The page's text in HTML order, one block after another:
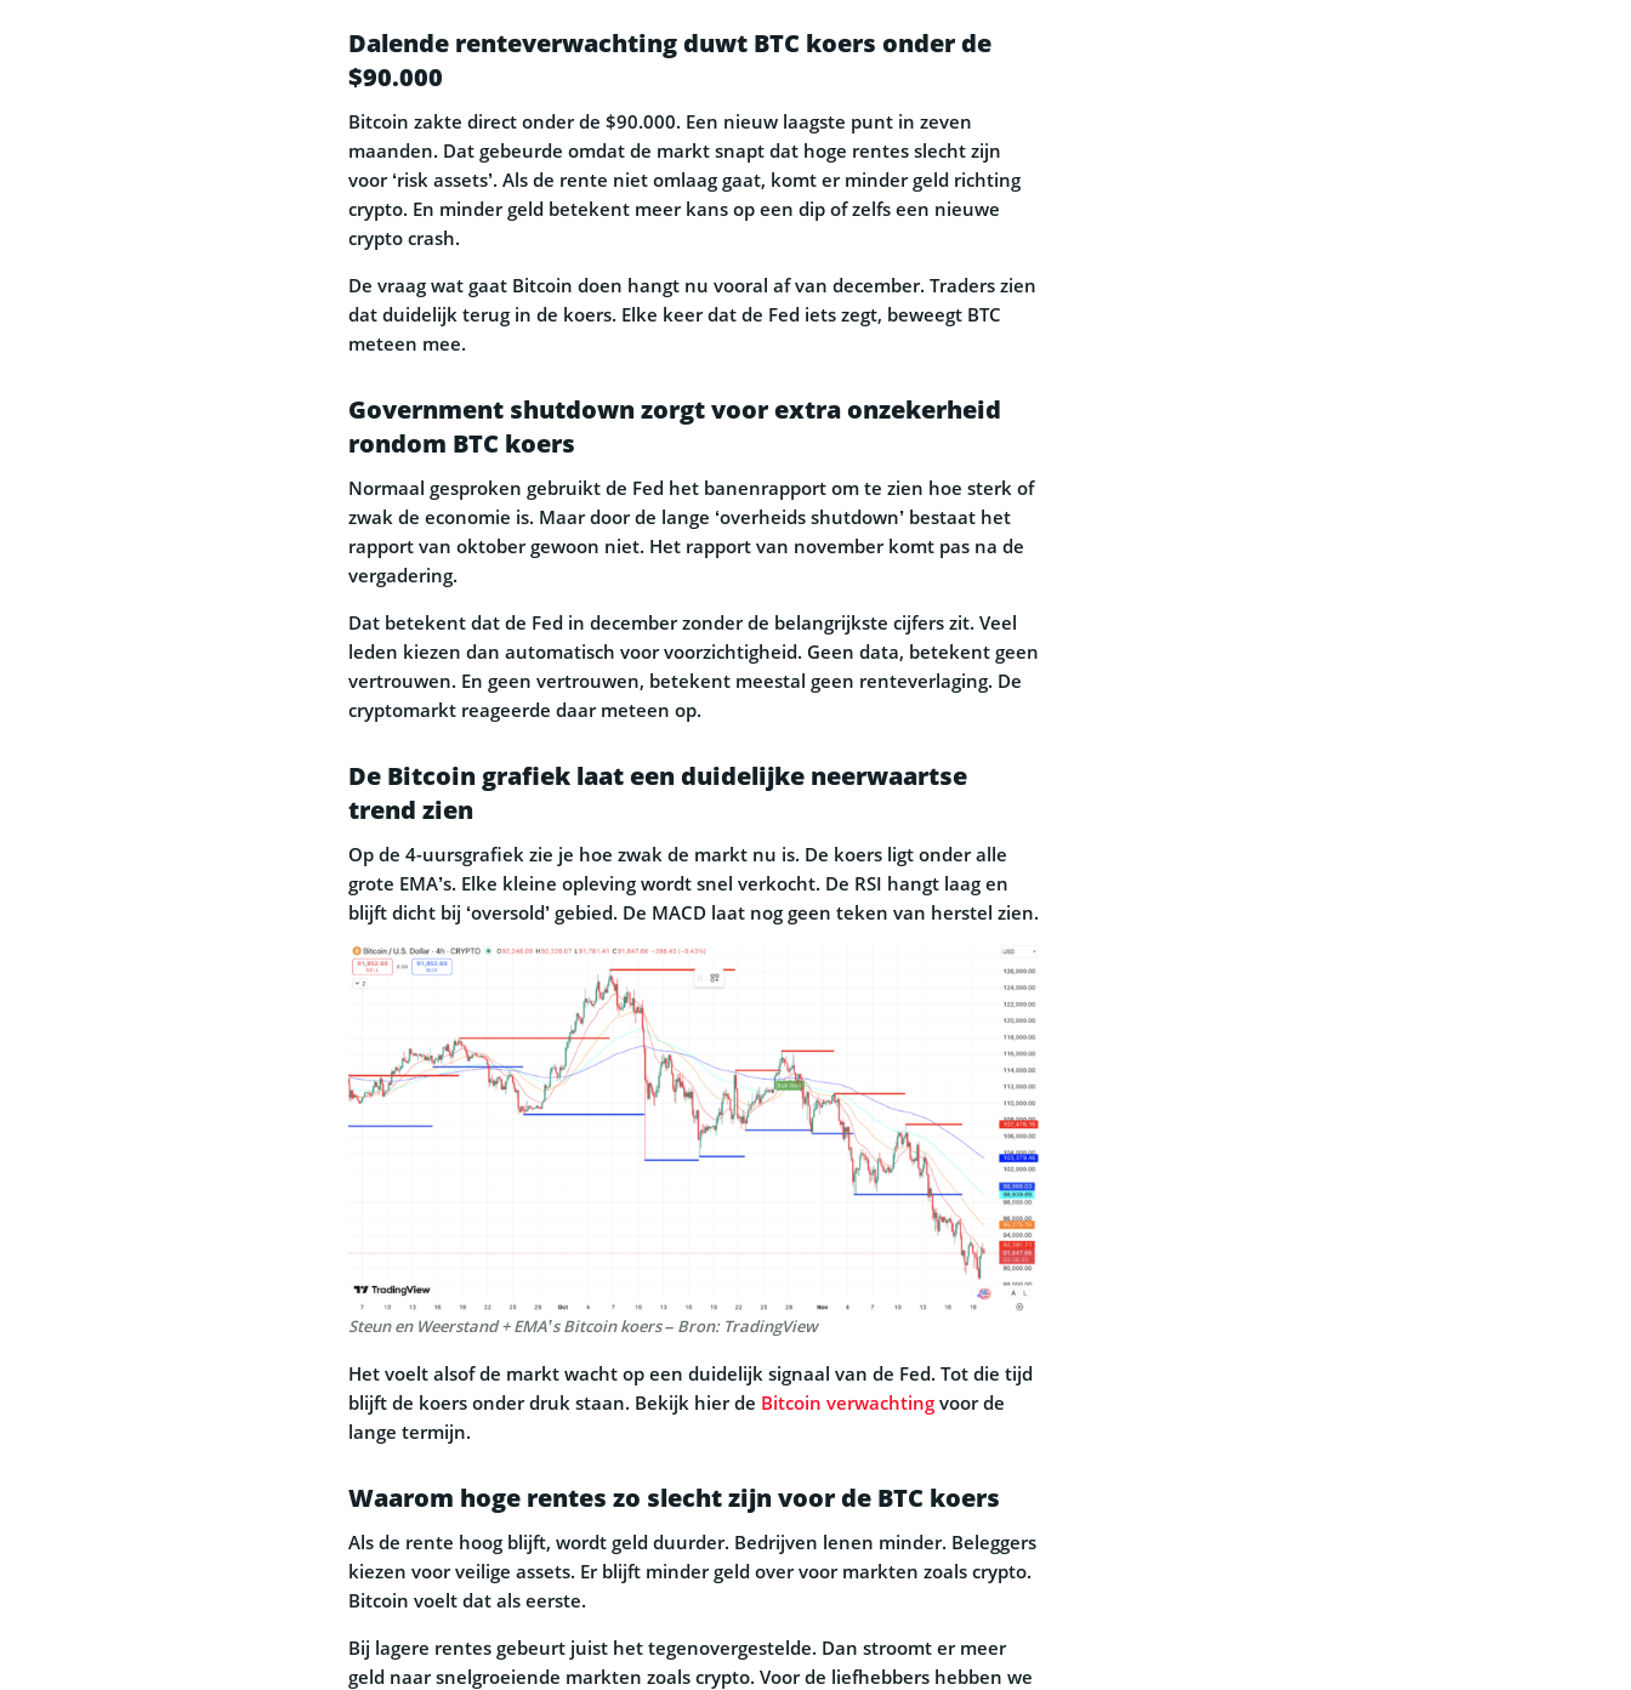
Dalende renteverwachting duwt BTC koers onder de
$90.000
Bitcoin zakte direct onder de $90.000. Een nieuw laagste punt in zeven
maanden. Dat gebeurde omdat de markt snapt dat hoge rentes slecht zijn
voor ‘risk assets’. Als de rente niet omlaag gaat, komt er minder geld richting
crypto. En minder geld betekent meer kans op een dip of zelfs een nieuwe
crypto crash.
De vraag wat gaat Bitcoin doen hangt nu vooral af van december. Traders zien
dat duidelijk terug in de koers. Elke keer dat de Fed iets zegt, beweegt BTC
meteen mee.
Government shutdown zorgt voor extra onzekerheid
rondom BTC koers
Normaal gesproken gebruikt de Fed het banenrapport om te zien hoe sterk of
zwak de economie is. Maar door de lange ‘overheids shutdown’ bestaat het
rapport van oktober gewoon niet. Het rapport van november komt pas na de
vergadering.
Dat betekent dat de Fed in december zonder de belangrijkste cijfers zit. Veel
leden kiezen dan automatisch voor voorzichtigheid. Geen data, betekent geen
vertrouwen. En geen vertrouwen, betekent meestal geen renteverlaging. De
cryptomarkt reageerde daar meteen op.
De Bitcoin grafiek laat een duidelijke neerwaartse
trend zien
Op de 4-uursgrafiek zie je hoe zwak de markt nu is. De koers ligt onder alle
grote EMA’s. Elke kleine opleving wordt snel verkocht. De RSI hangt laag en
blijft dicht bij ‘oversold’ gebied. De MACD laat nog geen teken van herstel zien.
Steun en Weerstand + EMA’s Bitcoin koers – Bron: TradingView
Het voelt alsof de markt wacht op een duidelijk signaal van de Fed. Tot die tijd
blijft de koers onder druk staan. Bekijk hier de Bitcoin verwachting voor de
lange termijn.
Waarom hoge rentes zo slecht zijn voor de BTC koers
Als de rente hoog blijft, wordt geld duurder. Bedrijven lenen minder. Beleggers
kiezen voor veilige assets. Er blijft minder geld over voor markten zoals crypto.
Bitcoin voelt dat als eerste.
Bij lagere rentes gebeurt juist het tegenovergestelde. Dan stroomt er meer
geld naar snelgroeiende markten zoals crypto. Voor de liefhebbers hebben we